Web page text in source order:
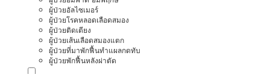
ผู้ป่วยอัลไซเมอร์
ผู้ป่วยโรคหลอดเลือดสมอง
ผู้ป่วยติดเตียง
ผู้ป่วยเส้นเลือดสมองแตก
ผู้ป่วยที่มาพักฟื้นทำแผลกดทับ
ผู้ป่วยพักฟื้นหลังผ่าตัด